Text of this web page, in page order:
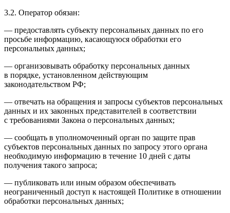
3.2. Оператор обязан:
— предоставлять субъекту персональных данных по его
просьбе информацию, касающуюся обработки его
персональных данных;
— организовывать обработку персональных данных
в порядке, установленном действующим
законодательством РФ;
— отвечать на обращения и запросы субъектов персональных
данных и их законных представителей в соответствии
с требованиями Закона о персональных данных;
— сообщать в уполномоченный орган по защите прав
субъектов персональных данных по запросу этого органа
необходимую информацию в течение 10 дней с даты
получения такого запроса;
— публиковать или иным образом обеспечивать
неограниченный доступ к настоящей Политике в отношении
обработки персональных данных;